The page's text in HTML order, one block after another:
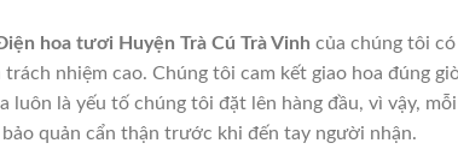
hoa tươi Huyện Trà Cú Trà Vinh của chúng tôi
nhiệm cao. Chúng tôi cam kết giao hoa đúng
luôn là yếu tố chúng tôi đặt lên hàng đầu, vì vậy,
bảo quản cẩn thận trước khi đến tay người nhận.